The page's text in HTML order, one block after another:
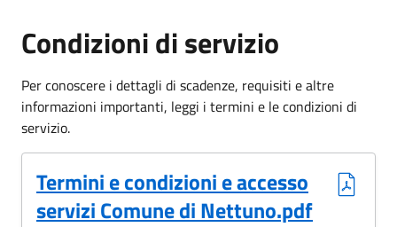
Condizioni di servizio
Per conoscere i dettagli di scadenze, requisiti e altre
informazioni importanti, leggi i termini e le condizioni di
servizio.
Termini e condizioni e accesso
servizi Comune di Nettuno.pdf
(Formato PDF, 0.28 MB)